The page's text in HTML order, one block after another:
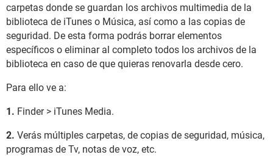
carpetas donde se guardan los archivos multimedia de la
biblioteca de iTunes o Música, así como a las copias de
seguridad. De esta forma podrás borrar elementos
específicos o eliminar al completo todos los archivos de la
biblioteca en caso de que quieras renovarla desde cero.
Para ello ve a:
1. Finder > iTunes Media.
2. Verás múltiples carpetas, de copias de seguridad, música,
programas de Tv, notas de voz, etc.